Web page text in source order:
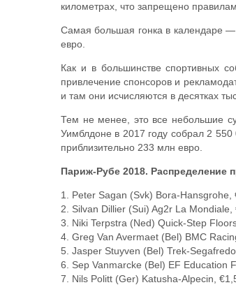
километрах, что запрещено
Самая большая гонка в календаре
евро.
Как и в большинстве спортивных
привлечение спонсоров и
и там они исчисляются в десятках
Тем не менее, это все небольшие
Уимблдоне в 2017 году собрал 2
приблизительно 233 млн евро.
Париж-Рубе 2018. Распределение
1. Peter Sagan (Svk) Bora-Hansgrohe,
2. Silvan Dillier (Sui) Ag2r La Mondiale,
3. Niki Terpstra (Ned) Quick-Step
4. Greg Van Avermaet (Bel) BMC
5. Jasper Stuyven (Bel) Trek-
6. Sep Vanmarcke (Bel) EF Education
7. Nils Politt (Ger) Katusha-Alpecin,